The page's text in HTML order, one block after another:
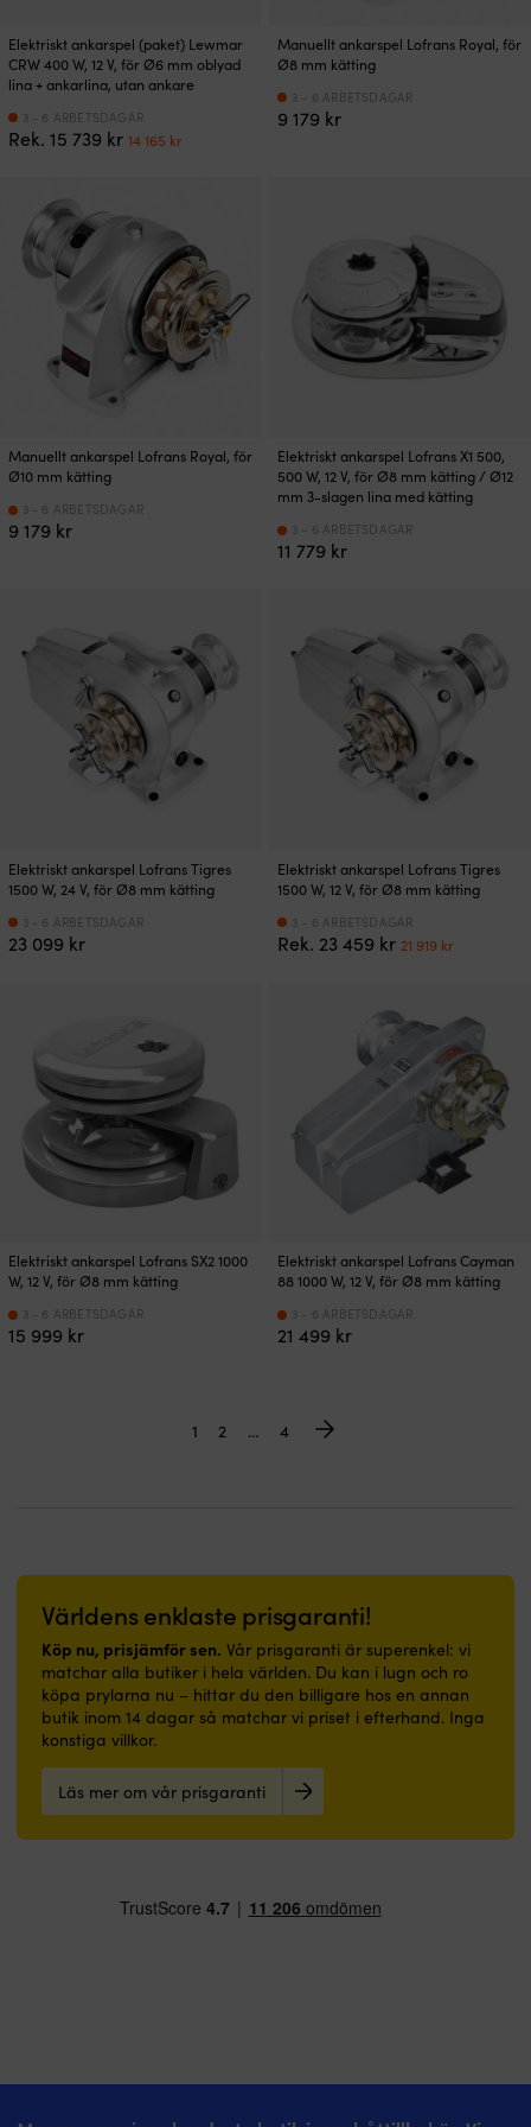
Elektriskt ankarspel (paket) Lewmar
CRW 400 W, 12 V, för Ø6 mm oblyad
lina + ankarlina, utan ankare
Rek. 15 739 krDet
15
739 kr.
14 165 krDet
165 kr.
3 - 6 ARBETSDAGAR
Manuellt ankarspel Lofrans Royal, för
Ø8 mm kätting
9 179 kr
3 - 6 ARBETSDAGAR
Manuellt ankarspel Lofrans Royal, för
Ø10 mm kätting
9 179 kr
3 - 6 ARBETSDAGAR
Elektriskt ankarspel Lofrans X1 500,
500 W, 12 V, för Ø8 mm kätting / Ø12
mm 3-slagen lina med kätting
11 779 kr
3 - 6 ARBETSDAGAR
Elektriskt ankarspel Lofrans Tigres
1500 W, 24 V, för Ø8 mm kätting
23 099 kr
3 - 6 ARBETSDAGAR
Elektriskt ankarspel Lofrans Tigres
1500 W, 12 V, för Ø8 mm kätting
Rek. 23 459 kr Det
23
459 kr.
21 919 krDet
919 kr.
3 - 6 ARBETSDAGAR
Elektriskt ankarspel Lofrans SX2 1000
W, 12 V, för Ø8 mm kätting
15 999 kr
3 - 6 ARBETSDAGAR
Elektriskt ankarspel Lofrans Cayman
88 1000 W, 12 V, för Ø8 mm kätting
21 499 kr
3 - 6 ARBETSDAGAR
1 2 … 4
Världens enklaste prisgaranti!
Köp nu, prisjämför sen. Vår prisgaranti är superenkel: vi
matchar alla butiker i hela världen. Du kan i lugn och ro
köpa prylarna nu – hittar du den billigare hos en annan
butik inom 14 dagar så matchar vi priset i efterhand. Inga
konstiga villkor.
Läs mer om vår prisgaranti